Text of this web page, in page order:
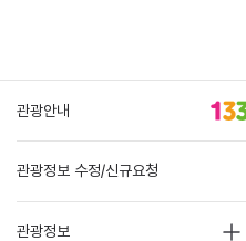
관광안내
관광정보 수정/신규요청
관광정보